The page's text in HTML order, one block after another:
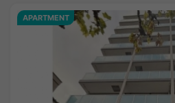
APARTMENT